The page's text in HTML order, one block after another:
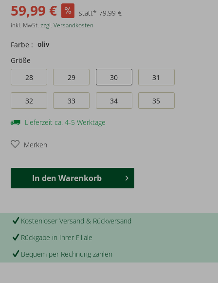
59,99 € statt* 79,99 €
inkl. MwSt.zzgl. Versandkosten
Farbe : oliv
Größe
28
29 30 31
32 33 34 35
Lieferzeit ca. 4-5 Werktage
Merken
In den Warenkorb
Kostenloser Versand & Rückversand
Rückgabe in Ihrer Filiale
Bequem per Rechnung zahlen